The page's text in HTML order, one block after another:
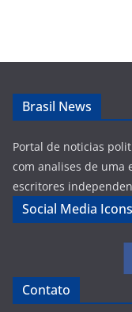
Brasil News
Portal de noticias
com analises de uma
escritores
Social Media Icons
Contato